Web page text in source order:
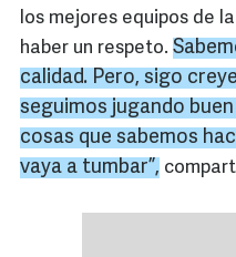
los mejores equipos de
haber un respeto.
calidad. Pero, sigo
seguimos jugando buen
cosas que sabemos
vaya a tumbar”,